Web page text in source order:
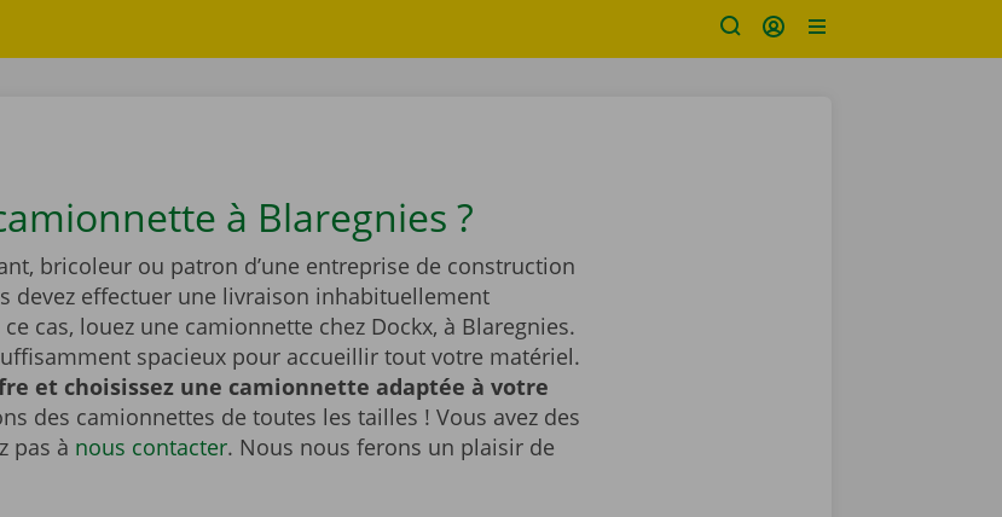
à Blaregnies ?
bricoleur ou patron d’une entreprise de construction
devez effectuer une livraison inhabituellement
cas, louez une camionnette chez Dockx, à Blaregnies.
spacieux pour accueillir tout votre matériel.
et choisissez une camionnette adaptée à votre
des camionnettes de toutes les tailles ! Vous avez des
pas à nous contacter. Nous nous ferons un plaisir de